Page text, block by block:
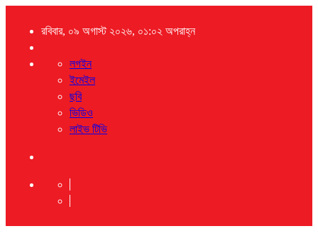
রবিবার, ০৯ অগাস্ট ২০২৬, ০১:০২ অপরাহ্ন
লগইন
ইমেইল
ছবি
ভিডিও
লাইভ টিভি